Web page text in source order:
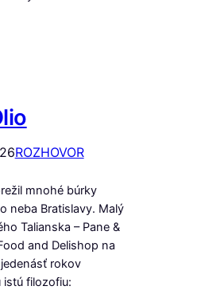
ROZHOVOR
mnohé búrky
neba Bratislavy. Malý
Talianska – Pane &
and Delishop na
rokov
istú filozofiu: